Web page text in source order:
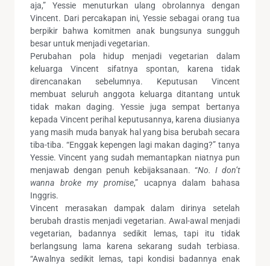
aja,” Yessie menuturkan ulang obrolannya dengan
Vincent. Dari percakapan ini, Yessie sebagai orang tua
berpikir bahwa komitmen anak bungsunya sungguh
besar untuk menjadi vegetarian.
Perubahan pola hidup menjadi vegetarian dalam
keluarga Vincent sifatnya spontan, karena tidak
direncanakan sebelumnya. Keputusan Vincent
membuat seluruh anggota keluarga ditantang untuk
tidak makan daging. Yessie juga sempat bertanya
kepada Vincent perihal keputusannya, karena diusianya
yang masih muda banyak hal yang bisa berubah secara
tiba-tiba. “Enggak kepengen lagi makan daging?” tanya
Yessie. Vincent yang sudah memantapkan niatnya pun
menjawab dengan penuh kebijaksanaan. “No. I don’t
wanna broke my promise,” ucapnya dalam bahasa
Inggris.
Vincent merasakan dampak dalam dirinya setelah
berubah drastis menjadi vegetarian. Awal-awal menjadi
vegetarian, badannya sedikit lemas, tapi itu tidak
berlangsung lama karena sekarang sudah terbiasa.
“Awalnya sedikit lemas, tapi kondisi badannya enak